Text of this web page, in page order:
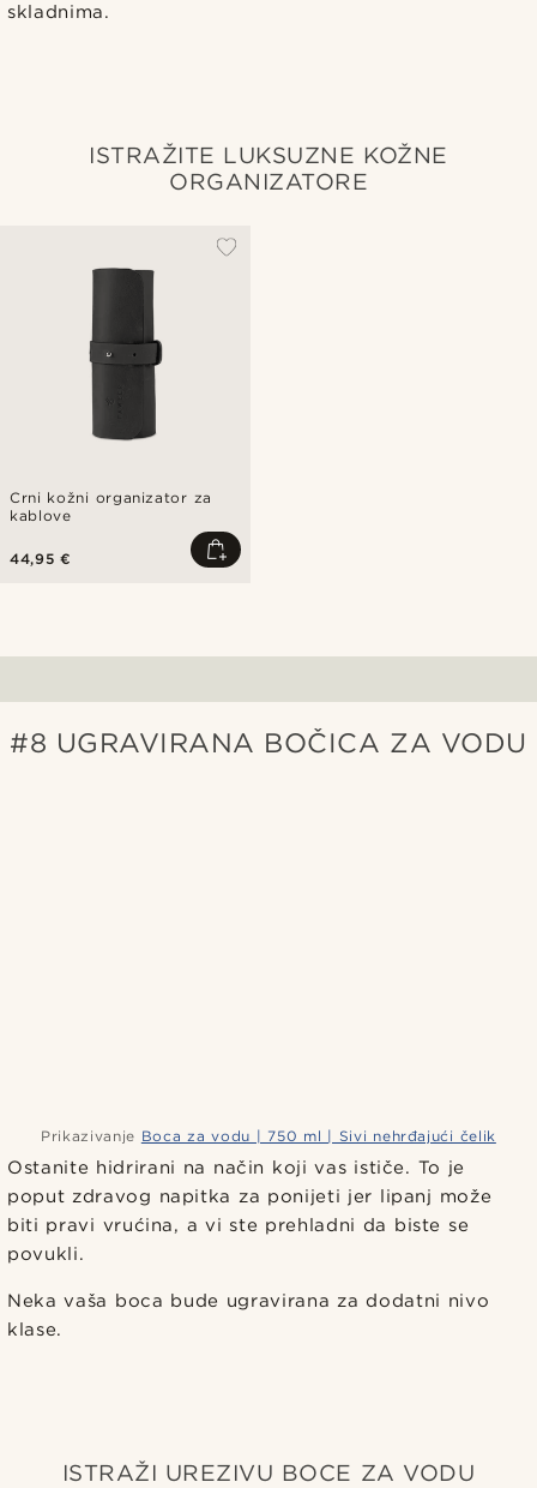
skladnima.
ISTRAŽITE LUKSUZNE KOŽNE
ORGANIZATORE
Crni kožni organizator za
kablove
44,95 €
#8 UGRAVIRANA BOČICA ZA VODU
Prikazivanje Boca za vodu | 750 ml | Sivi nehrđajući čelik
Ostanite hidrirani na način koji vas ističe. To je
poput zdravog napitka za ponijeti jer lipanj može
biti pravi vrućina, a vi ste prehladni da biste se
povukli.
Neka vaša boca bude ugravirana za dodatni nivo
klase.
ISTRAŽI UREZIVU BOCE ZA VODU